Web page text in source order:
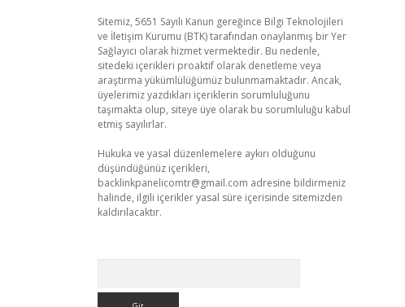
Sitemiz, 5651 Sayılı Kanun gereğince Bilgi Teknolojileri
ve İletişim Kurumu (BTK) tarafından onaylanmış bir Yer
Sağlayıcı olarak hizmet vermektedir. Bu nedenle,
sitedeki içerikleri proaktif olarak denetleme veya
araştırma yükümlülüğümüz bulunmamaktadır. Ancak,
üyelerimiz yazdıkları içeriklerin sorumluluğunu
taşımakta olup, siteye üye olarak bu sorumluluğu kabul
etmiş sayılırlar.
Hukuka ve yasal düzenlemelere aykırı olduğunu
düşündüğünüz içerikleri,
backlinkpanelicomtr@gmail.com adresine bildirmeniz
halinde, ilgili içerikler yasal süre içerisinde sitemizden
kaldırılacaktır.